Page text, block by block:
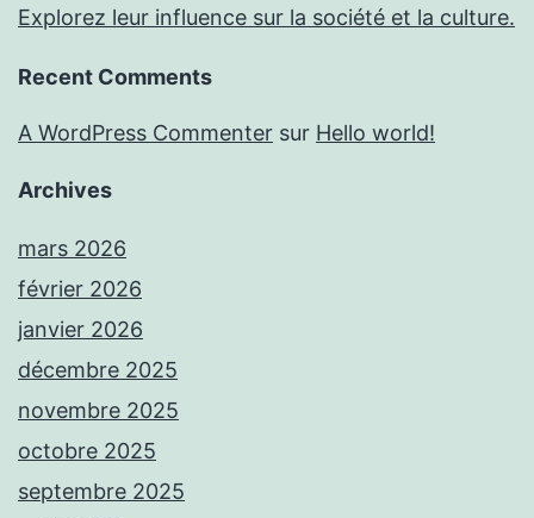
Explorez leur influence sur la société et la culture.
Recent Comments
A WordPress Commenter sur Hello world!
Archives
mars 2026
février 2026
janvier 2026
décembre 2025
novembre 2025
octobre 2025
septembre 2025